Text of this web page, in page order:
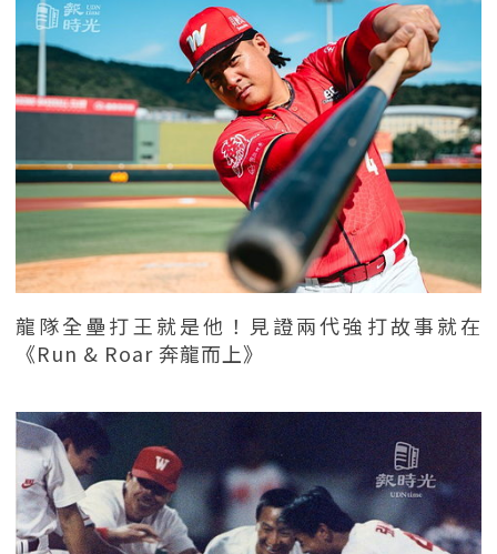
龍隊全壘打王就是他！見證兩代強打故事就在
《Run & Roar 奔龍而上》